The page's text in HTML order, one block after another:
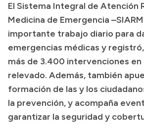
Boletín Oficial
Compras y licitaciones
Consulta de expedientes
Consulta de pago a proveedores
Convocatorias
Intranet
Login
El Sistema Integral de Atención
Medicina de Emergencia
importante trabajo diario para
emergencias médicas y
más de 3.400 intervenciones
relevado. Además, también
formación de las y los
la prevención, y acompaña
garantizar la seguridad y